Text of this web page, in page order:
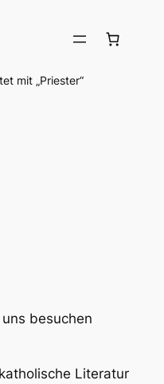
mit „Priester“
besuchen
Literatur